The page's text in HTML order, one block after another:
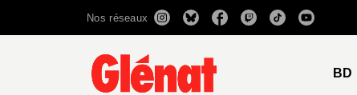
RECHERCHE CONTENU
Nos réseaux
BD